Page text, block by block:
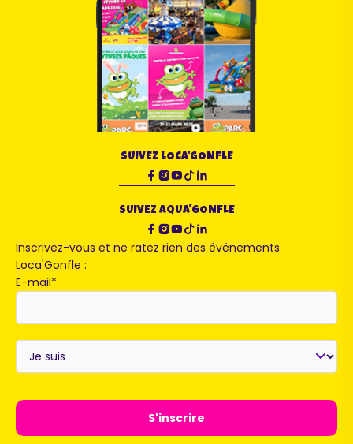
SUIVEZ LOCA'GONFLE
SUIVEZ AQUA'GONFLE
Inscrivez-vous et ne ratez rien des événements
Loca'Gonfle :
E-mail*
Je
suis*